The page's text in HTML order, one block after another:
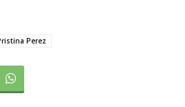
Perez